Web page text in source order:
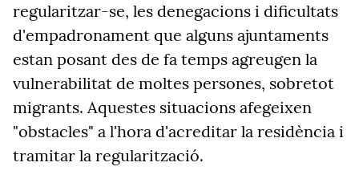
regularitzar-se, les denegacions i dificultats
d'empadronament que alguns ajuntaments
estan posant des de fa temps agreugen la
vulnerabilitat de moltes persones, sobretot
migrants. Aquestes situacions afegeixen
"obstacles" a l'hora d'acreditar la residència i
tramitar la regularització.